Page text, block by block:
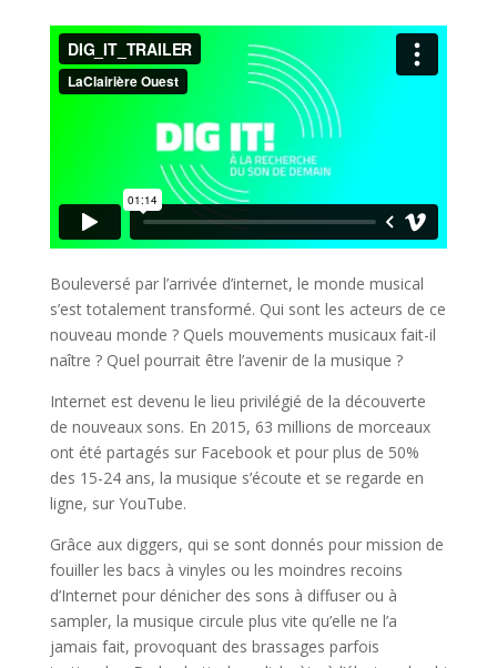
Bouleversé par l’arrivée d’internet, le monde musical
s’est totalement transformé. Qui sont les acteurs de ce
nouveau monde ? Quels mouvements musicaux fait-il
naître ? Quel pourrait être l’avenir de la musique ?
Internet est devenu le lieu privilégié de la découverte
de nouveaux sons. En 2015, 63 millions de morceaux
ont été partagés sur Facebook et pour plus de 50%
des 15-24 ans, la musique s’écoute et se regarde en
ligne, sur YouTube.
Grâce aux diggers, qui se sont donnés pour mission de
fouiller les bacs à vinyles ou les moindres recoins
d’Internet pour dénicher des sons à diffuser ou à
sampler, la musique circule plus vite qu’elle ne l’a
jamais fait, provoquant des brassages parfois